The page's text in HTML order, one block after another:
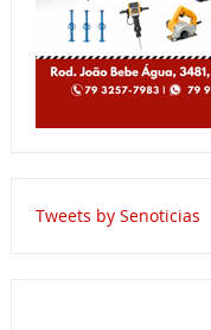
Tweets by Senoticias